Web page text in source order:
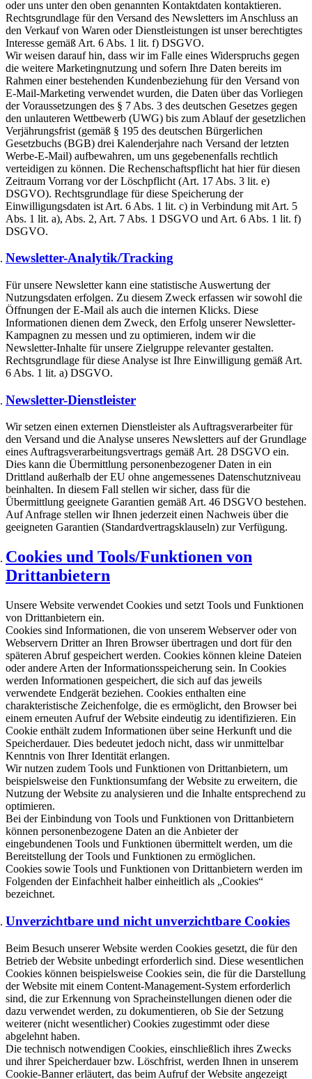
oder uns unter den oben genannten Kontaktdaten kontaktieren.
Rechtsgrundlage für den Versand des Newsletters im Anschluss an
den Verkauf von Waren oder Dienstleistungen ist unser berechtigtes
Interesse gemäß Art. 6 Abs. 1 lit. f) DSGVO.
Wir weisen darauf hin, dass wir im Falle eines Widerspruchs gegen
die weitere Marketingnutzung und sofern Ihre Daten bereits im
Rahmen einer bestehenden Kundenbeziehung für den Versand von
E-Mail-Marketing verwendet wurden, die Daten über das Vorliegen
der Voraussetzungen des § 7 Abs. 3 des deutschen Gesetzes gegen
den unlauteren Wettbewerb (UWG) bis zum Ablauf der gesetzlichen
Verjährungsfrist (gemäß § 195 des deutschen Bürgerlichen
Gesetzbuchs (BGB) drei Kalenderjahre nach Versand der letzten
Werbe-E-Mail) aufbewahren, um uns gegebenenfalls rechtlich
verteidigen zu können. Die Rechenschaftspflicht hat hier für diesen
Zeitraum Vorrang vor der Löschpflicht (Art. 17 Abs. 3 lit. e)
DSGVO). Rechtsgrundlage für diese Speicherung der
Einwilligungsdaten ist Art. 6 Abs. 1 lit. c) in Verbindung mit Art. 5
Abs. 1 lit. a), Abs. 2, Art. 7 Abs. 1 DSGVO und Art. 6 Abs. 1 lit. f)
DSGVO.
Newsletter-Analytik/Tracking
Für unsere Newsletter kann eine statistische Auswertung der
Nutzungsdaten erfolgen. Zu diesem Zweck erfassen wir sowohl die
Öffnungen der E-Mail als auch die internen Klicks. Diese
Informationen dienen dem Zweck, den Erfolg unserer Newsletter-
Kampagnen zu messen und zu optimieren, indem wir die
Newsletter-Inhalte für unsere Zielgruppe relevanter gestalten.
Rechtsgrundlage für diese Analyse ist Ihre Einwilligung gemäß Art.
6 Abs. 1 lit. a) DSGVO.
Newsletter-Dienstleister
Wir setzen einen externen Dienstleister als Auftragsverarbeiter für
den Versand und die Analyse unseres Newsletters auf der Grundlage
eines Auftragsverarbeitungsvertrags gemäß Art. 28 DSGVO ein.
Dies kann die Übermittlung personenbezogener Daten in ein
Drittland außerhalb der EU ohne angemessenes Datenschutzniveau
beinhalten. In diesem Fall stellen wir sicher, dass für die
Übermittlung geeignete Garantien gemäß Art. 46 DSGVO bestehen.
Auf Anfrage stellen wir Ihnen jederzeit einen Nachweis über die
geeigneten Garantien (Standardvertragsklauseln) zur Verfügung.
Cookies und Tools/Funktionen von
Drittanbietern
Unsere Website verwendet Cookies und setzt Tools und Funktionen
von Drittanbietern ein.
Cookies sind Informationen, die von unserem Webserver oder von
Webservern Dritter an Ihren Browser übertragen und dort für den
späteren Abruf gespeichert werden. Cookies können kleine Dateien
oder andere Arten der Informationsspeicherung sein. In Cookies
werden Informationen gespeichert, die sich auf das jeweils
verwendete Endgerät beziehen. Cookies enthalten eine
charakteristische Zeichenfolge, die es ermöglicht, den Browser bei
einem erneuten Aufruf der Website eindeutig zu identifizieren. Ein
Cookie enthält zudem Informationen über seine Herkunft und die
Speicherdauer. Dies bedeutet jedoch nicht, dass wir unmittelbar
Kenntnis von Ihrer Identität erlangen.
Wir nutzen zudem Tools und Funktionen von Drittanbietern, um
beispielsweise den Funktionsumfang der Website zu erweitern, die
Nutzung der Website zu analysieren und die Inhalte entsprechend zu
optimieren.
Bei der Einbindung von Tools und Funktionen von Drittanbietern
können personenbezogene Daten an die Anbieter der
eingebundenen Tools und Funktionen übermittelt werden, um die
Bereitstellung der Tools und Funktionen zu ermöglichen.
Cookies sowie Tools und Funktionen von Drittanbietern werden im
Folgenden der Einfachheit halber einheitlich als „Cookies“
bezeichnet.
Unverzichtbare und nicht unverzichtbare Cookies
Beim Besuch unserer Website werden Cookies gesetzt, die für den
Betrieb der Website unbedingt erforderlich sind. Diese wesentlichen
Cookies können beispielsweise Cookies sein, die für die Darstellung
der Website mit einem Content-Management-System erforderlich
sind, die zur Erkennung von Spracheinstellungen dienen oder die
dazu verwendet werden, zu dokumentieren, ob Sie der Setzung
weiterer (nicht wesentlicher) Cookies zugestimmt oder diese
abgelehnt haben.
Die technisch notwendigen Cookies, einschließlich ihres Zwecks
und ihrer Speicherdauer bzw. Löschfrist, werden Ihnen in unserem
Cookie-Banner erläutert, das beim Aufruf der Website angezeigt